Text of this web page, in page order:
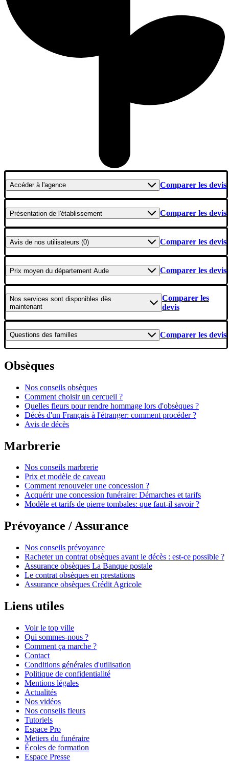
Accéderà l'agence Comparer les devis
Présentation de l'établissement Comparer les devis
Avis de nos utilisateurs (0) Comparer les devis
Prix moyen du département Aude Comparer les devis
Nos services sont disponibles dès
maintenant
Comparer les
devis
Questions des familles Comparer les devis
Obsèques
Nos conseils obsèques
Comment choisir un cercueil ?
Quelles fleurs pour rendre hommage lors d'obsèques ?
Décès d'un Français à l'étranger: comment procéder ?
Avis de décès
Marbrerie
Nos conseils marbrerie
Prix et modèle de caveau
Comment renouveler une concession ?
Acquérir une concession funéraire: Démarches et tarifs
Modèle et tarifs de pierre tombales: que faut-il savoir ?
Prévoyance / Assurance
Nos conseils prévoyance
Racheter un contrat obsèques avant le décès : est-ce possible ?
Assurance obsèques La Banque postale
Le contrat obsèques en prestations
Assurance obsèques Crédit Agricole
Liens utiles
Voir le top ville
Qui sommes-nous ?
Comment ça marche ?
Contact
Conditions générales d'utilisation
Politique de confidentialité
Mentions légales
Actualités
Nos vidéos
Nos conseils fleurs
Tutoriels
Espace Pro
Metiers du funéraire
Écoles de formation
Espace Presse